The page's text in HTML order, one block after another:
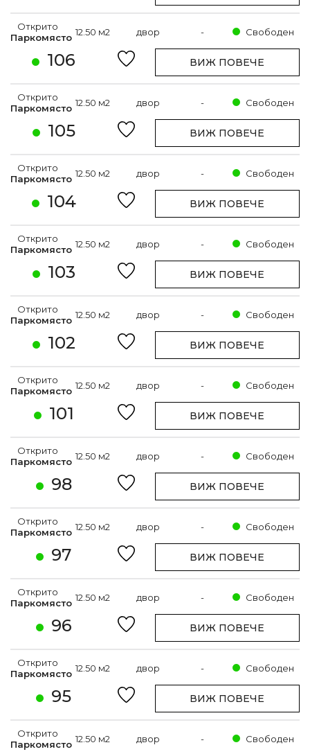
106
Открито
Паркомясто 12.50 м2 двор - Свободен
ВИЖ ПОВЕЧЕ
105
Открито
Паркомясто 12.50 м2 двор - Свободен
ВИЖ ПОВЕЧЕ
104
Открито
Паркомясто 12.50 м2 двор - Свободен
ВИЖ ПОВЕЧЕ
103
Открито
Паркомясто 12.50 м2 двор - Свободен
ВИЖ ПОВЕЧЕ
102
Открито
Паркомясто 12.50 м2 двор - Свободен
ВИЖ ПОВЕЧЕ
101
Открито
Паркомясто 12.50 м2 двор - Свободен
ВИЖ ПОВЕЧЕ
98
Открито
Паркомясто 12.50 м2 двор - Свободен
ВИЖ ПОВЕЧЕ
97
Открито
Паркомясто 12.50 м2 двор - Свободен
ВИЖ ПОВЕЧЕ
96
Открито
Паркомясто 12.50 м2 двор - Свободен
ВИЖ ПОВЕЧЕ
95
Открито
Паркомясто 12.50 м2 двор - Свободен
ВИЖ ПОВЕЧЕ
Открито
Паркомясто 12.50 м2 двор - Свободен